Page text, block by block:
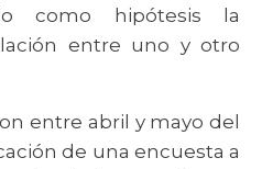
como hipótesis la
entre uno y otro
entre abril y mayo del
de una encuesta a